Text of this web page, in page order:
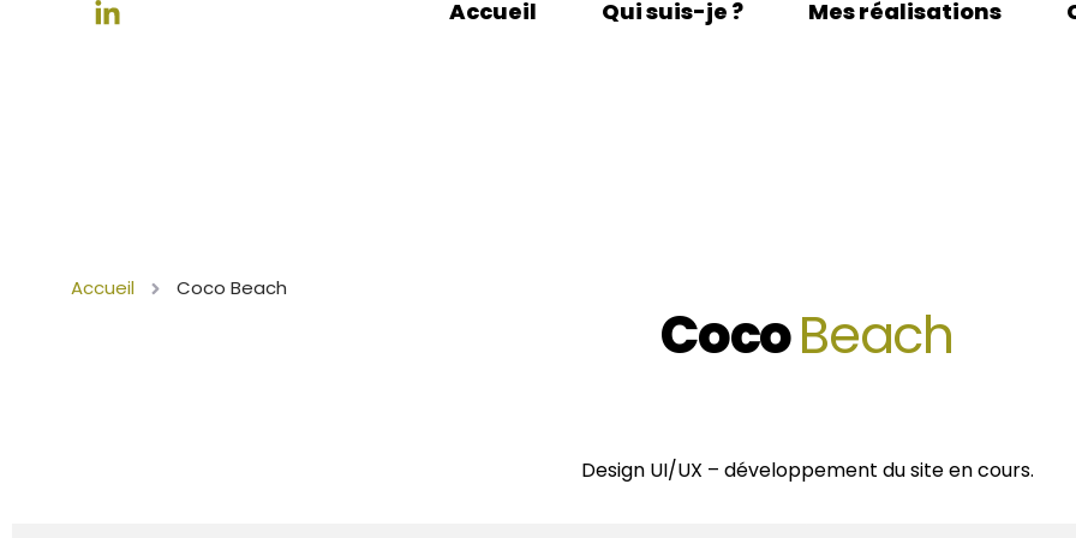
Accueil Qui suis-je ? Mes réalisations
Accueil Coco Beach
CocoBeach
Design UI/UX – développement du site en cours.